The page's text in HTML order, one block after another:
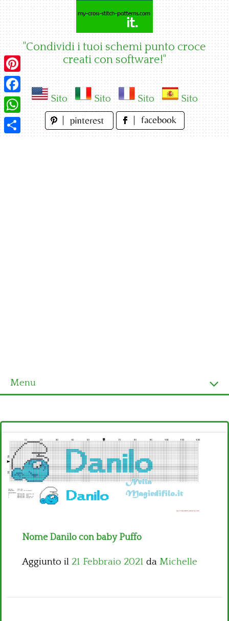
"Condividi i tuoi schemi punto croce
creati con software!"
Sito Sito Sito Sito
Menu
Ultimi schemi
Alfabeto
Bambini
Disney
Nome Danilo con baby Puffo
Aggiunto il 21 Febbraio 2021 da Michelle
Pinterest
Facebook
WhatsApp